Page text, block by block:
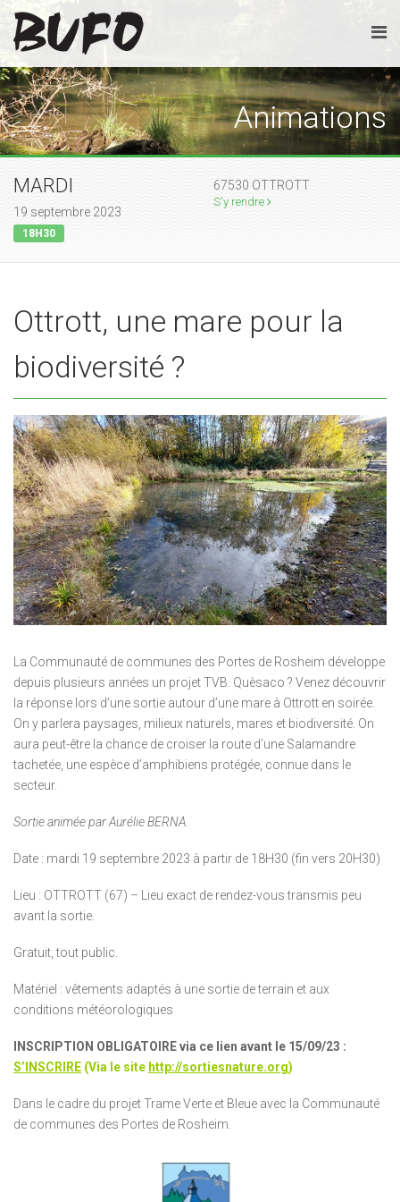
Animations
MARDI
19 septembre 2023
18H30
67530 OTTROTT
S'y rendre
Ottrott, une mare pour la
biodiversité ?
La Communauté de communes des Portes de Rosheim développe
depuis plusieurs années un projet TVB. Quèsaco ? Venez découvrir
la réponse lors d’une sortie autour d’une mare à Ottrott en soirée.
On y parlera paysages, milieux naturels, mares et biodiversité. On
aura peut-être la chance de croiser la route d’une Salamandre
tachetée, une espèce d’amphibiens protégée, connue dans le
secteur.
Sortie animée par Aurélie BERNA.
Date : mardi 19 septembre 2023 à partir de 18H30 (fin vers 20H30)
Lieu : OTTROTT (67) – Lieu exact de rendez-vous transmis peu
avant la sortie.
Gratuit, tout public.
Matériel : vêtements adaptés à une sortie de terrain et aux
conditions météorologiques
INSCRIPTION OBLIGATOIRE via ce lien avant le 15/09/23 :
S’INSCRIRE (Via le site http://sortiesnature.org)
Dans le cadre du projet Trame Verte et Bleue avec la Communauté
de communes des Portes de Rosheim.